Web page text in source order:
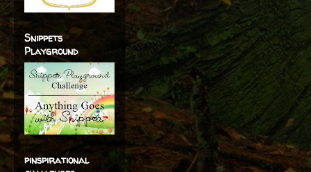
Snippets
Playground
pinspirational